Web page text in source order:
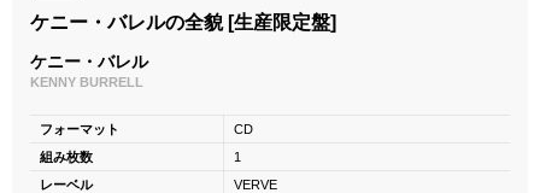
ケニー・バレルの全貌 [生産限定盤]
ケニー・バレル
KENNY BURRELL
フォーマット
CD
組み枚数
1
レーベル
VERVE